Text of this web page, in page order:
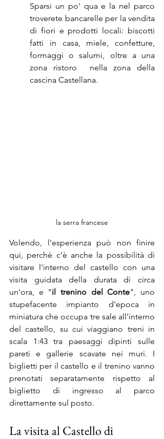
Sparsi un po' qua e la nel parco
troverete bancarelle per la vendita
di fiori e prodotti locali: biscotti
fatti in casa, miele, confetture,
formaggi o salumi, oltre a una
zona ristoro  nella zona della
cascina Castellana.
la serra francese
Volendo, l'esperienza può non finire
qui, perchè c'è anche la possibilità di
visitare l'interno del castello con una
visita guidata della durata di circa
un'ora, e "il trenino del Conte", uno
stupefacente impianto d'epoca in
miniatura che occupa tre sale all'interno
del castello, su cui viaggiano treni in
scala 1:43 tra paesaggi dipinti sulle
pareti e gallerie scavate nei muri. I
biglietti per il castello e il trenino vanno
prenotati separatamente rispetto al
biglietto di ingresso al parco
direttamente sul posto.
La visita al Castello di